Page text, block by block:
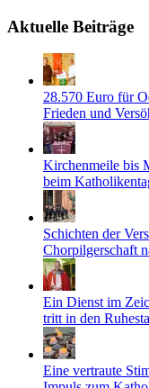
Aktuelle Beiträge
28.570 Euro für
Frieden und
Kirchenmeile bis
beim
Schichten der
Chorpilgerschaft
Ein Dienst im
tritt in den
Eine vertraute